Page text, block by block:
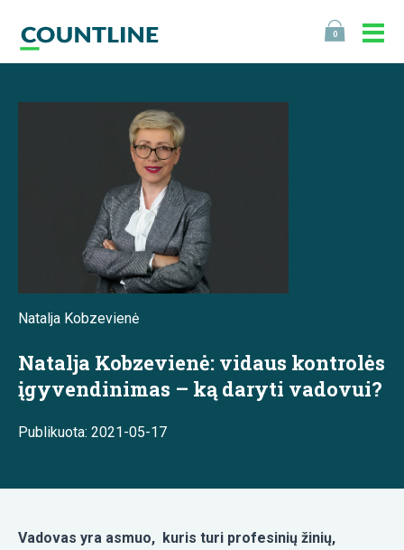
0
Natalja Kobzevienė
Natalja Kobzevienė: vidaus kontrolės
įgyvendinimas – ką daryti vadovui?
Publikuota: 2021-05-17
Vadovas yra asmuo, kuris turi profesinių žinių,